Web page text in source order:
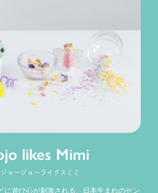
likes Mimi
ジョージョーライクスミミ
に遊び心が刺激される、日本生まれのセン